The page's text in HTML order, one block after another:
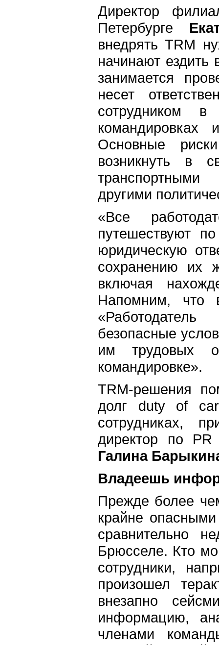
Директор
Петербурге
внедрять TRM
начинают ездить
занимается
несет
сотрудником
Основные
возникнуть в
другими
«Все
путешествуют
юридическую
сохранению их
включая
Напомним, что
безопасные
им трудовых
командировке».
TRM-решения
долг duty of
сотрудниках,
директор по
Галина
Владеешь
Прежде более
крайне
сравнительно
Брюсселе. Кто
сотрудники,
произошел
внезапно
информацию,
членами